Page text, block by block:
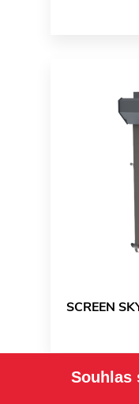
SCREEN
Souhlas